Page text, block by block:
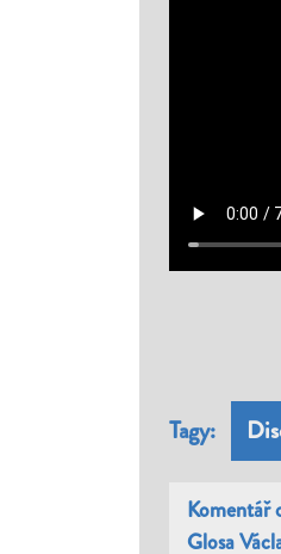
Tagy:
Komentář
Glosa